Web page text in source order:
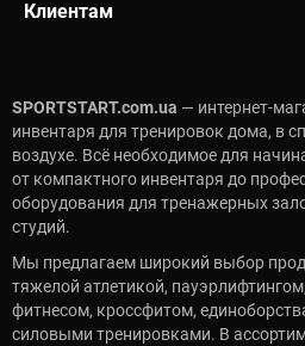
Клиентам
SPORTSTART.com.ua — интернет-
инвентаря для тренировок дома, в
воздухе. Всё необходимое для
от компактного инвентаря до
оборудования для тренажерных
студий.
Мы предлагаем широкий выбор
тяжелой атлетикой,
фитнесом, кроссфитом,
силовыми тренировками. В